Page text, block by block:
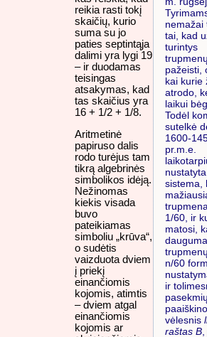
nemažai
tai, kad
turintys
pažeisti,
kai kurie
atrodo,
laikui
Todėl
sutelkė
1600-
pr.m.e.
nustatyta
sistema,
1/60, ir
matosi,
dauguma
n/60
ir
vėlesnis
raštas B
reikia rasti tokį
skaičių, kurio
suma su jo
paties septintąja
dalimi yra lygi 19
– ir duodamas
teisingas
atsakymas, kad
tas skaičius yra
16 + 1/2 + 1/8.
Aritmetinė
papiruso dalis
rodo turėjus tam
tikrą algebrinės
simbolikos idėją.
Nežinomas
kiekis visada
buvo
pateikiamas
simboliu „krūva“,
o sudėtis
vaizduota dviem
į priekį
einančiomis
kojomis, atimtis
– dviem atgal
einančiomis
kojomis ar